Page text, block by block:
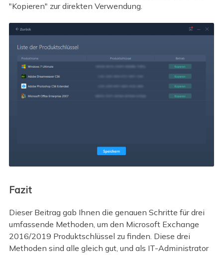
"Kopieren" zur direkten Verwendung.
Fazit
Dieser Beitrag gab Ihnen die genauen Schritte für drei
umfassende Methoden, um den Microsoft Exchange
2016/2019 Produktschlüssel zu finden. Diese drei
Methoden sind alle gleich gut, und als IT-Administrator